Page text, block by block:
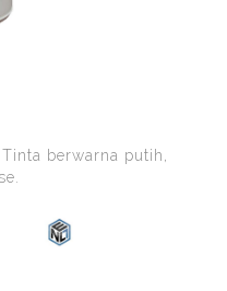
Tinta berwarna putih,